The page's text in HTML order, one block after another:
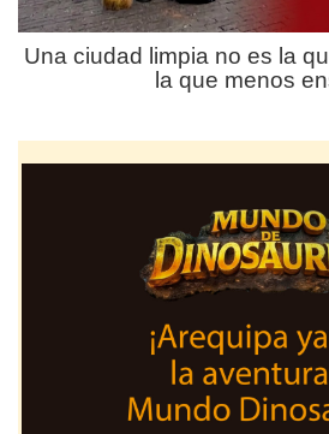
Una ciudad limpia no es la
la que menos